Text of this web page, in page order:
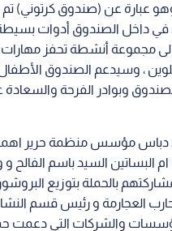
وهو عبارة عن (صندوق كرتوني)
في داخل الصندوق أدوات
مجموعة أنشطة تحفز مهارات
، وسيدعم الصندوق
وبوادر الفرحة والسعادة
دباس مؤسس منظمة حرير
البساتين السيد باسم
بالحملة بتوزيع
العجارمة و رئيس قسم
والشركات التي دعمت